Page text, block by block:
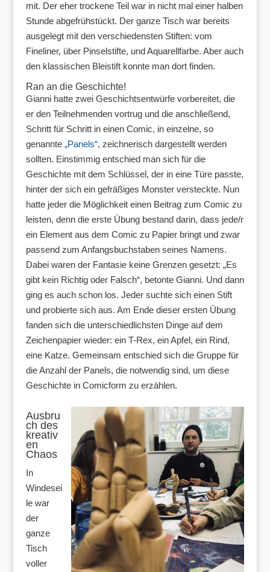
mit. Der eher trockene Teil war in nicht mal einer halben
Stunde abgefrühstückt. Der ganze Tisch war bereits
ausgelegt mit den verschiedensten Stiften: vom
Fineliner, über Pinselstifte, und Aquarellfarbe. Aber auch
den klassischen Bleistift konnte man dort finden.
Ran an die Geschichte!
Gianni hatte zwei Geschichtsentwürfe vorbereitet, die
er den Teilnehmenden vortrug und die anschließend,
Schritt für Schritt in einen Comic, in einzelne, so
genannte „Panels“, zeichnerisch dargestellt werden
sollten. Einstimmig entschied man sich für die
Geschichte mit dem Schlüssel, der in eine Türe passte,
hinter der sich ein gefräßiges Monster versteckte. Nun
hatte jeder die Möglichkeit einen Beitrag zum Comic zu
leisten, denn die erste Übung bestand darin, dass jede/r
ein Element aus dem Comic zu Papier bringt und zwar
passend zum Anfangsbuchstaben seines Namens.
Dabei waren der Fantasie keine Grenzen gesetzt: „Es
gibt kein Richtig oder Falsch“, betonte Gianni. Und dann
ging es auch schon los. Jeder suchte sich einen Stift
und probierte sich aus. Am Ende dieser ersten Übung
fanden sich die unterschiedlichsten Dinge auf dem
Zeichenpapier wieder: ein T-Rex, ein Apfel, ein Rind,
eine Katze. Gemeinsam entschied sich die Gruppe für
die Anzahl der Panels, die notwendig sind, um diese
Geschichte in Comicform zu erzählen.
Ausbru
ch des
kreativ
en
Chaos
In
Windesei
le war
der
ganze
Tisch
voller